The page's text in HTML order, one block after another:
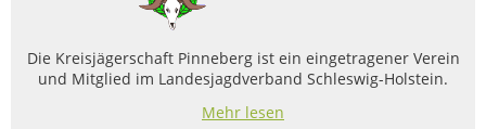
Die Kreisjägerschaft Pinneberg ist ein eingetragener Verein
und Mitglied im Landesjagdverband Schleswig-Holstein.
Mehr lesen